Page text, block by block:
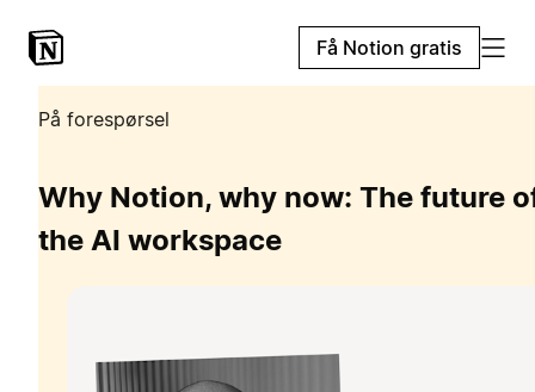
Få Notion gratis
På forespørsel
Why Notion, why now: The future
the AI workspace